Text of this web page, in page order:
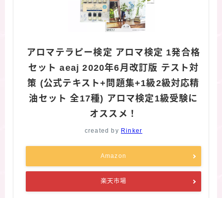
アロマテラピー検定 アロマ検定 1発合格
セット aeaj 2020年6月改訂版 テスト対
策 (公式テキスト+問題集+1級2級対応精
油セット 全17種) アロマ検定1級受験に
オススメ！
created by Rinker
Amazon
楽天市場